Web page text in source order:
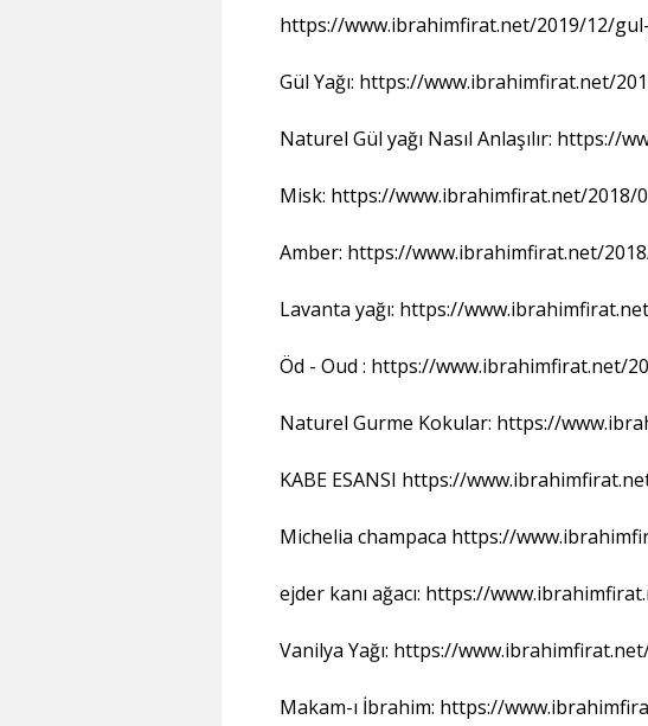
https://www.ibrahimfirat.net/2019/12/
Gül Yağı: https://www.ibrahimfirat.net/
Naturel Gül yağı Nasıl Anlaşılır:
Misk: https://www.ibrahimfirat.net/
Amber: https://www.ibrahimfirat.net/
Lavanta yağı: https://
Öd - Oud : https://www.ibrahimfirat.net/
Naturel Gurme Kokular: https://
KABE ESANSI https://
Michelia champaca https://
ejder kanı ağacı: https://
Vanilya Yağı: https://
Makam-ı İbrahim: https://